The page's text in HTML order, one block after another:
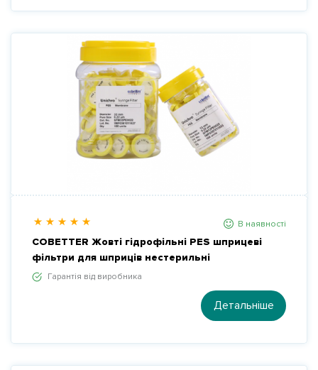
В наявності
COBETTER Жовті гідрофільні PES шприцеві
фільтри для шприців нестерильні
Гарантія від виробника
Детальніше